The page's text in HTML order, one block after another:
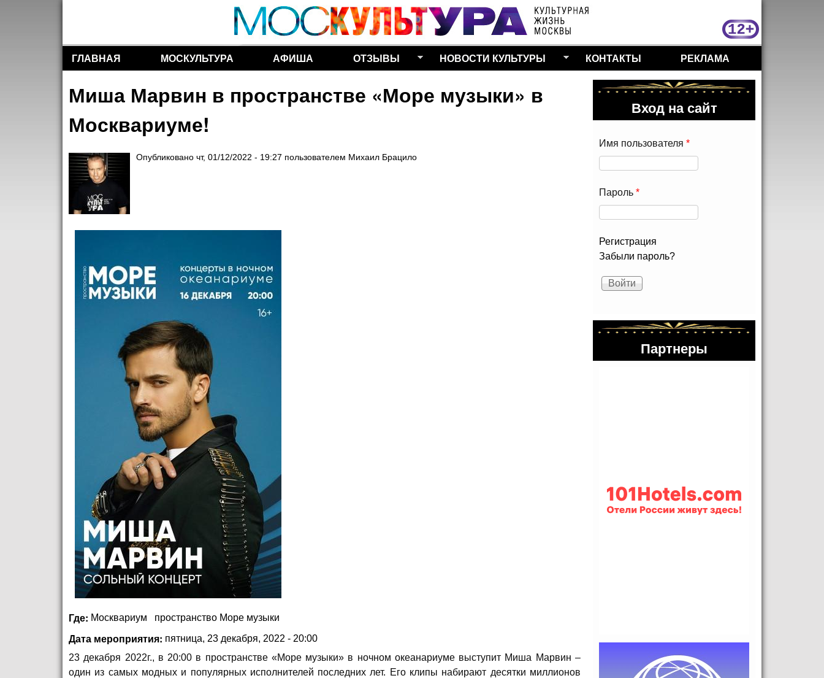
Перейти к основному
содержанию
Разделы сайта
ГЛАВНАЯ МОСКУЛЬТУРА АФИША ОТЗЫВЫ НОВОСТИ КУЛЬТУРЫ КОНТАКТЫ РЕКЛАМА
Миша Марвин в пространстве «Море музыки» в
Москвариуме!
Опубликовано чт, 01/12/2022 - 19:27 пользователем Михаил Брацило
Где: Москвариум пространство Море музыки
Дата мероприятия: пятница, 23 декабря, 2022 - 20:00
23 декабря 2022г., в 20:00 в пространстве «Море музыки» в ночном океанариуме выступит Миша Марвин –
один из самых модных и популярных исполнителей последних лет. Его клипы набирают десятки миллионов
Вход на сайт
Имя пользователя *
Пароль *
Регистрация
Забыли пароль?
Партнеры